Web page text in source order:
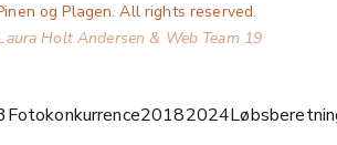
og Plagen. All rights reserved.
Holt Andersen & Web Team 19
Fotokonkurrence20182024